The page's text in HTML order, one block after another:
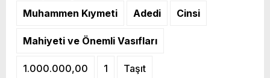
Muhammen Kıymeti
Adedi Cinsi
Mahiyeti ve Önemli Vasıfları
1.000.000,00 1 Taşıt